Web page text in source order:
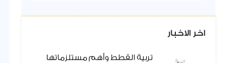
اخر الاخبار
تربية القطط وأهم مستلزماتها